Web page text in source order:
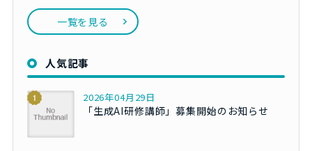
一覧を見る
人気記事
2026年04月29日
「生成AI研修講師」募集開始のお知らせ